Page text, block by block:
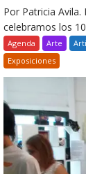
Por Patricia
celebramos los
Agenda Arte
Exposiciones